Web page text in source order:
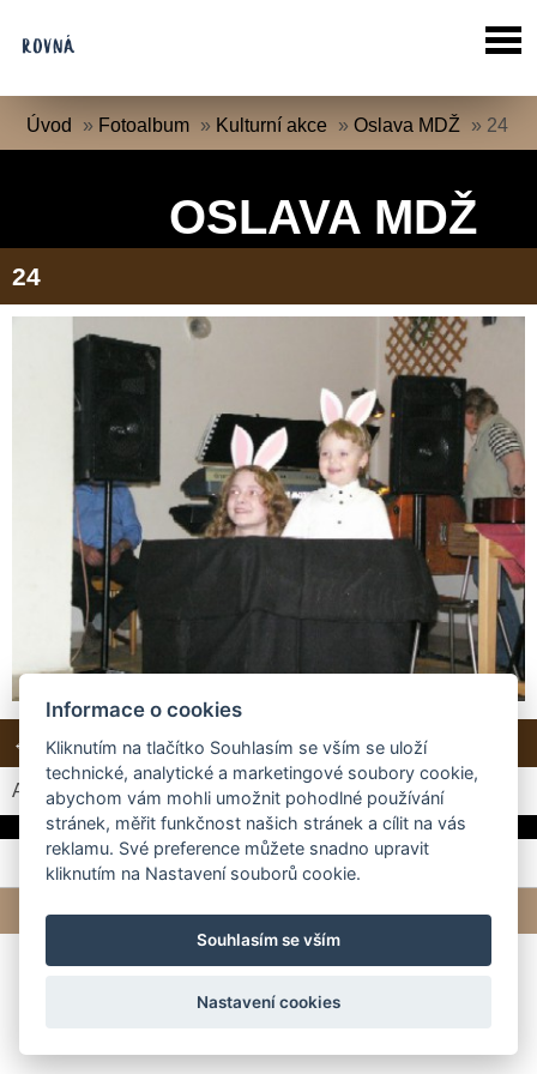
Úvod » Fotoalbum » Kulturní akce »Oslava MDŽ » 24
OSLAVA MDŽ
24
← Předchozí Další → Zpět do složky
Automatické procházení:3|4|5|6| 7(čas ve vteřinách)
© 2026 eStránky.cz | Tvorba webových stránek
Informace o cookies
Kliknutím na tlačítko Souhlasím se vším se uloží
technické, analytické a marketingové soubory cookie,
abychom vám mohli umožnit pohodlné používání
stránek, měřit funkčnost našich stránek a cílit na vás
reklamu. Své preference můžete snadno upravit
kliknutím na Nastavení souborů cookie.
Souhlasím se vším
Nastavení cookies